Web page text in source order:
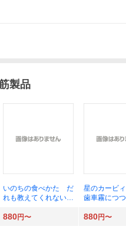
製品
いのちの食べかた だ
れも教えてくれない、
つばさ文庫 Ｂも３－
星のカービ
歯車霧につ
さ文庫 Ｃた
880円〜 880円〜